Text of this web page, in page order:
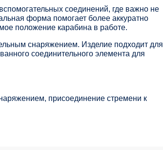
соединений, где важно не
форма помогает более аккуратно
положение карабина в работе.
снаряжением. Изделие подходит для
соединительного элемента для
присоединение стремени к